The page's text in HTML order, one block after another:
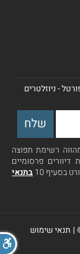
- ניוזלטרים
רשימת תפוצה
פרסומיים
בסעיף 10
בתנאי
| תנאי שימוש